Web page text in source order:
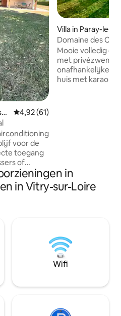
L
Gemiddelde beoordeling van
4,92 (61)
voor de
toegang
of
je een
tijd. De
Bourbon-
en Saône
Villa in Paray-le-
Domaine des
Mooie volledig
met
onafhankelijke
huis met karaoke
handdoeken in
in
in Vitry-sur-Loire
Wifi